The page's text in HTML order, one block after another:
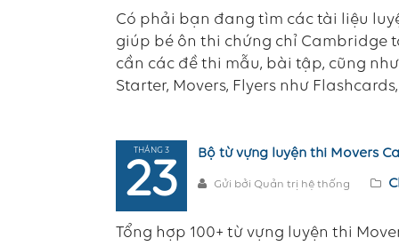
Có phải bạn đang tìm các tài liệu
giúp bé ôn thi chứng chỉ Cambridge
cần các đề thi mẫu, bài tập, cũng
Starter, Movers, Flyers như
THÁNG 3
23
Bộ từ vựng luyện thi Movers
Gửi bởi Quản trị hệ thống
Tổng hợp 100+ từ vựng luyện thi